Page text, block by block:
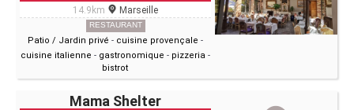
14.9km Marseille
RESTAURANT
Patio / Jardin privé - cuisine provençale -
cuisine italienne - gastronomique - pizzeria -
bistrot
Mama Shelter